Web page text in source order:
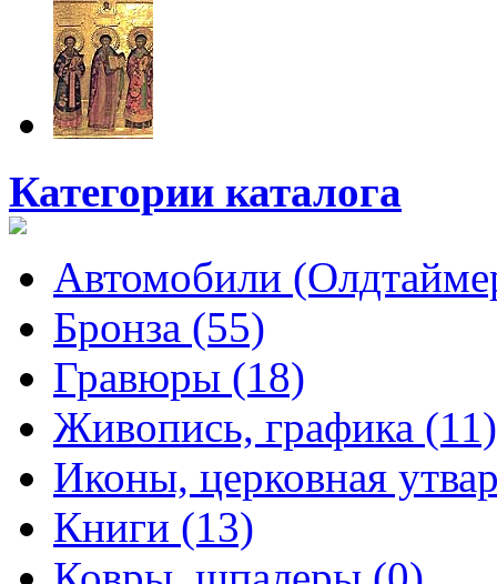
Категории каталога
Автомобили
Бронза (55)
Гравюры (18)
Живопись, графика (11)
Иконы, церковная
Книги (13)